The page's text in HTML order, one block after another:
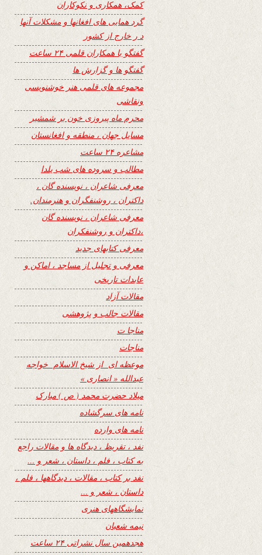
کمک، همکاری و نکوکاران
گرد همایی های افغانها و مشکلات آنها
د ر خارج از کشور
گفتگو با همکاران قلمی ۲۴ ساعت
گفتگو ها و گزارش ها
مجموعه های قلمی هنر خوشنویسی
ونقاشی
محرم ماه پیروزی خون بر شمشیر
مسایل جهان ، منطقه و افغانستان
مشاعره ۲۴ ساعت
مطالب و سروده های شب یلدا
معرفی شاعران ، نویسنده گان ،
داکتران ، روشنفگران و هنرمندان.
معرفی شاعران ، نویسنده گان
،داکتران و روشنفکران
معرفی کتابهای جدید
معرفی و تجلیل از مساجد ، اماکن و
عابدات تاریخی
مقالات آزاد
مقالات جالب و پژوهشی
مناجا ت
مناجات
موعظه ای از شیخ الاسلام خواجه
عبدالله « انصاری »
میلاد حضرت محمد ( ص ) مبارک
نامه های سرگشاده
نامه های وارده
نفد ، تقریظ ، دیدگاه ها و مقالات راجع
به کتاب ، فلم ، داستان ، شعر و …
نفد بر کتاب ، مقالات ، دیدگاهها ، فلم ،
داستان ، شعر و …
نمایشگاههای هنری
نیمه شعبان
هجدهمین سال نشراتی ۲۴ ساعت